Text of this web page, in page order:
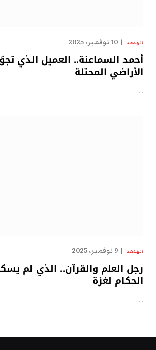
الهدهد 10 نوفمبر، 2025
أحمد السماعنة.. العميل الذي
الأراضي المحتلة
…
الهدهد 9 نوفمبر، 2025
رجل العلم والقرآن.. الذي لم
الحكام لغزة
…